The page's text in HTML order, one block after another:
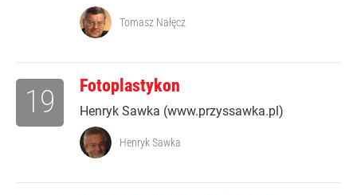
Tomasz Nałęcz
Fotoplastykon
Henryk Sawka (www.przyssawka.pl)
19
Henryk Sawka